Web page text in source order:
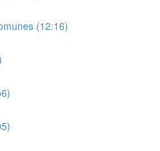
(12:16)